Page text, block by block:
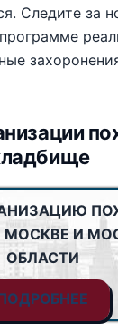
Следите за
И
ОБЛАСТИ